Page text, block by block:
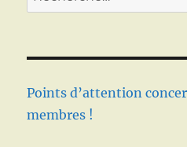
pour :
Points d’attention
membres !